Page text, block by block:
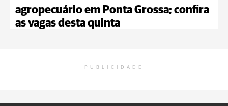
agropecuário em Ponta Grossa; confira
as vagas desta quinta
PUBLICIDADE